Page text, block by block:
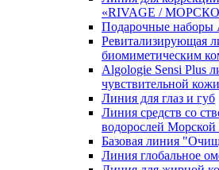
«RIVAGE /
Подарочные наборы
Ревитализирующая
биомиметическим
Algologie Sensi Plus
чувcтвительной
Линия для глаз и губ
Линия средств со
водорослей
Базовая линия
Линия глобальное